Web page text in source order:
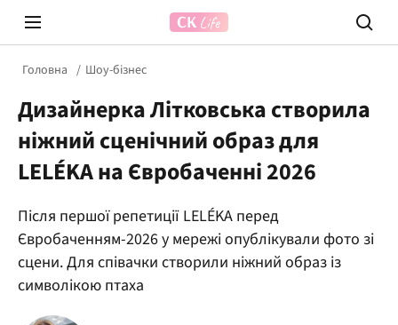
Prosecco Time
Головна Шоу-бізнес
Дизайнерка Літковська створила
ніжний сценічний образ для
LELÉKA на Євробаченні 2026
Після першої репетиції LELÉKA перед
Євробаченням-2026 у мережі опублікували фото зі
сцени. Для співачки створили ніжний образ із
символікою птаха